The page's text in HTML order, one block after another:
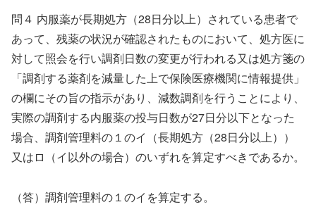
問４ 内服薬が長期処方（28日分以上）されている患者で
あって、残薬の状況が確認されたものにおいて、処方医に
対して照会を行い調剤日数の変更が行われる又は処方箋の
「調剤する薬剤を減量した上で保険医療機関に情報提供」
の欄にその旨の指示があり、減数調剤を行うことにより、
実際の調剤する内服薬の投与日数が27日分以下となった
場合、調剤管理料の１のイ（長期処方（28日分以上））
又はロ（イ以外の場合）のいずれを算定すべきであるか。
（答）調剤管理料の１のイを算定する。